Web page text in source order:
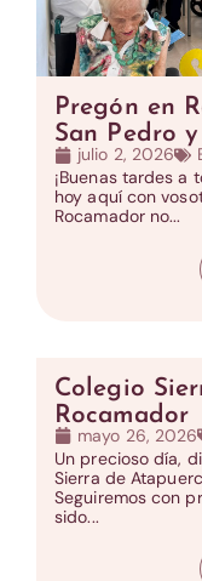
Pregón en
San Pedro
julio 2, 2026
¡Buenas tardes a
hoy aquí con
Rocamador no...
Colegio
Rocamador
mayo 26, 2026
Un precioso día,
Sierra de
Seguiremos con
sido...